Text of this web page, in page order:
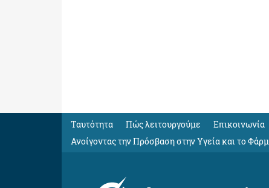
Ταυτότητα Πώς λειτουργούμε Eπικοινωνία
Ανοίγοντας την Πρόσβαση στην Υγεία και το